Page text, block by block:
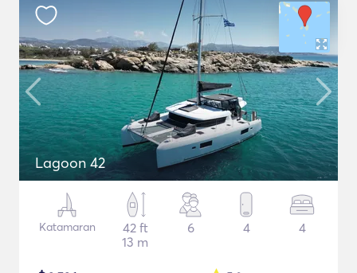
Lagoon 42
Katamaran
42 ft
13 m
6 4 4